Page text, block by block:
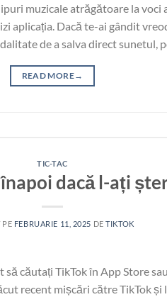
muzicale atrăgătoare la voci
aplicația. Dacă te-ai gândit
de a salva direct sunetul,
READ MORE→
TIC-TAC
dacă l-ați
PE FEBRUARIE 11, 2025 DETIKTOK
căutați TikTok în App Store
recent mișcări către TikTok